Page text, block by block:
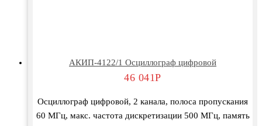
АКИП-4122/1 Осциллограф цифровой
46 041Р
Осциллограф цифровой, 2 канала, полоса пропускания
60 МГц, макс. частота дискретизации 500 МГц, память